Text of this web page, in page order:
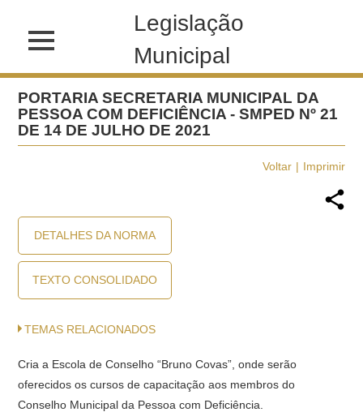
Legislação
Municipal
PORTARIA SECRETARIA MUNICIPAL DA
PESSOA COM DEFICIÊNCIA - SMPED Nº 21
DE 14 DE JULHO DE 2021
Voltar Imprimir
DETALHES DA NORMA
TEXTO CONSOLIDADO
TEMAS RELACIONADOS
Cria a Escola de Conselho “Bruno Covas”, onde serão
oferecidos os cursos de capacitação aos membros do
Conselho Municipal da Pessoa com Deficiência.